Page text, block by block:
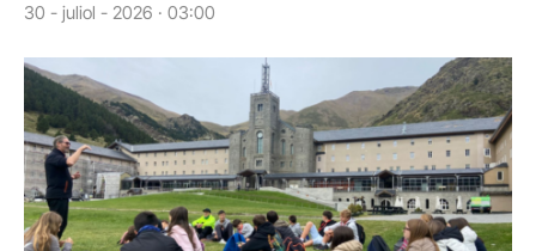
30 - juliol - 2026 · 03:00